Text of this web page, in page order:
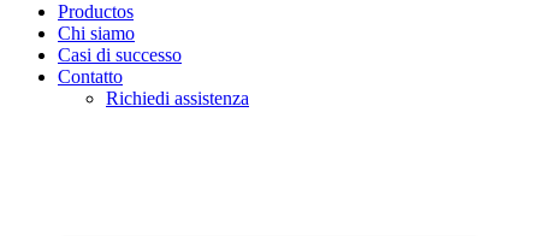
Productos
Chi siamo
Casi di successo
Contatto
Richiedi assistenza